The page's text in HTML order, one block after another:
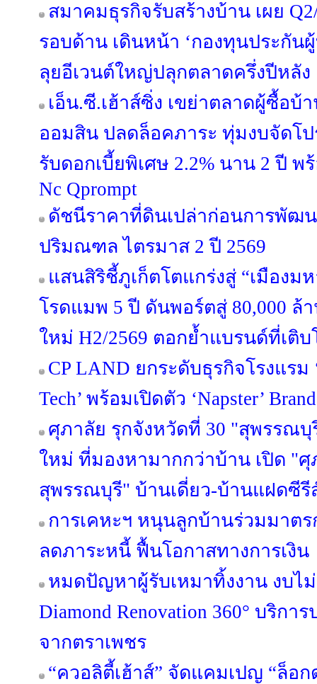
สมาคมธุรกิจรับสร้างบ้าน เผย
รอบด้าน เดินหน้า ‘กองทุนประกัน
ลุยอีเวนต์ใหญ่ปลุกตลาดครึ่งปีหลัง
เอ็น.ซี.เฮ้าส์ซิ่ง เขย่าตลาดผู้ซื้อบ้
ออมสิน ปลดล็อคภาระ ทุ่มงบจัดโ
รับดอกเบี้ยพิเศษ 2.2% นาน 2 ปี พ
Nc Qprompt
ดัชนีราคาที่ดินเปล่าก่อนการพัฒน
ปริมณฑล ไตรมาส 2 ปี 2569
แสนสิริชี้ภูเก็ตโตแกร่งสู่ “เมืองม
โรดแมพ 5 ปี ดันพอร์ตสู่ 80,000 ล้
ใหม่ H2/2569 ตอกย้ำแบรนด์ที่เติ
CP LAND ยกระดับธุรกิจโรงแรม
Tech’ พร้อมเปิดตัว ‘Napster’
ศุภาลัย รุกจังหวัดที่ 30 "สุพรรณบุ
ใหม่ ที่มองหามากกว่าบ้าน เปิด "
สุพรรณบุรี" บ้านเดี่ยว-บ้านแฝดซีรี
การเคหะฯ หนุนลูกบ้านร่วมมาต
ลดภาระหนี้ ฟื้นโอกาสทางการเงิน
หมดปัญหาผู้รับเหมาทิ้งงาน งบไ
Diamond Renovation 360° บริกา
จากตราเพชร
“ควอลิตี้เฮ้าส์” จัดแคมเปญ “ล็อ